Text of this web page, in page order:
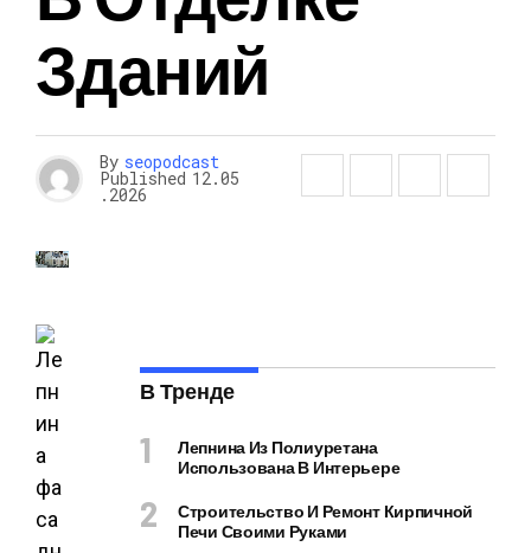
Зданий
By seopodcast
Published 12.05
.2026
В Тренде
Лепнина Из Полиуретана
Использована В Интерьере
Строительство И Ремонт Кирпичной
Печи Своими Руками